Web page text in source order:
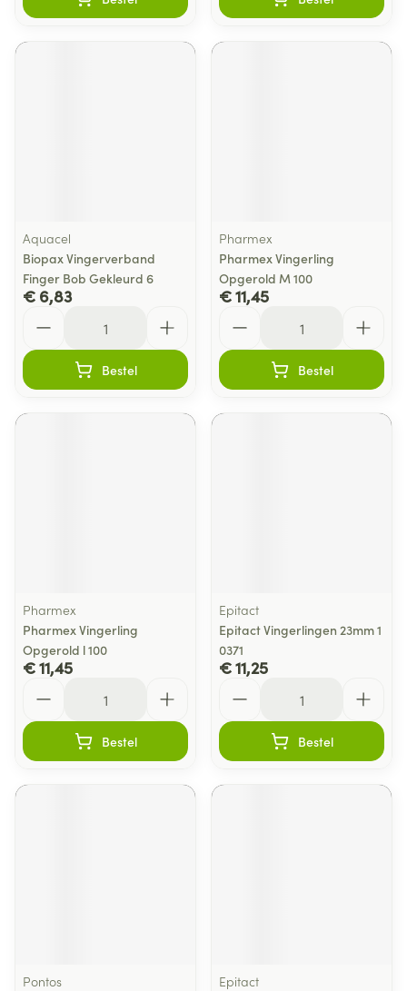
Aquacel
Biopax Vingerverband
Finger Bob Gekleurd 6
€ 6,83
Bestel
Pharmex
Pharmex Vingerling
Opgerold M 100
€ 11,45
Bestel
Pharmex
Pharmex Vingerling
Opgerold l 100
€ 11,45
Bestel
Epitact
Epitact Vingerlingen 23mm 1
0371
€ 11,25
Bestel
Pontos
Epitact